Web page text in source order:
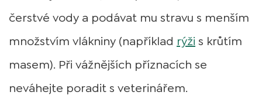
čerstvé vody a podávat mu stravu s menším
množstvím vlákniny (například rýži s krůtím
masem). Při vážnějších příznacích se
neváhejte poradit s veterinářem.